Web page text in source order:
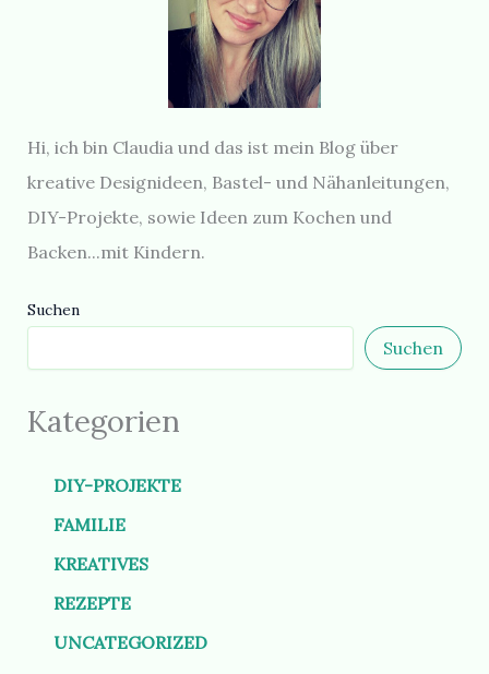
Hi, ich bin Claudia und das ist mein Blog über
kreative Designideen, Bastel- und Nähanleitungen,
DIY-Projekte, sowie Ideen zum Kochen und
Backen...mit Kindern.
Suchen
Suchen
Kategorien
DIY-PROJEKTE
FAMILIE
KREATIVES
REZEPTE
UNCATEGORIZED